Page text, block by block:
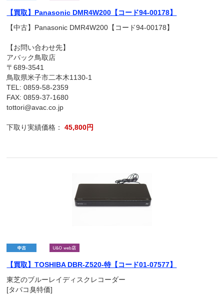
【買取】Panasonic DMR4W200【コード94-00178】
【中古】Panasonic DMR4W200【コード94-00178】
【お問い合わせ先】
アバック鳥取店
〒689-3541
鳥取県米子市二本木1130-1
TEL: 0859-58-2359
FAX: 0859-37-1680
tottori@avac.co.jp
下取り実績価格：45,800円
【買取】TOSHIBA DBR-Z520-特【コード01-07577】
東芝のブルーレイディスクレコーダー
[タバコ臭特価]